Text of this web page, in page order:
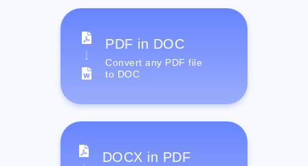
PDF in DOC
Convert any PDF file
to DOC
DOCX in PDF